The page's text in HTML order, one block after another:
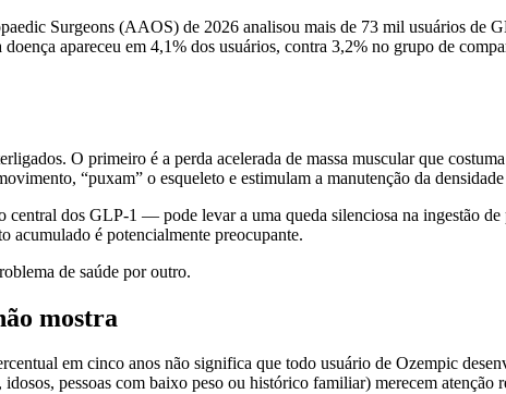
Surgeons (AAOS) de 2026 analisou mais de 73 mil usuários de
apareceu em 4,1% dos usuários, contra 3,2% no grupo de
O primeiro é a perda acelerada de massa muscular que
“puxam” o esqueleto e estimulam a manutenção da densidade
dos GLP-1 — pode levar a uma queda silenciosa na ingestão de
acumulado é potencialmente preocupante.
de saúde por outro.
mostra
em cinco anos não significa que todo usuário de Ozempic
pessoas com baixo peso ou histórico familiar) merecem atenção